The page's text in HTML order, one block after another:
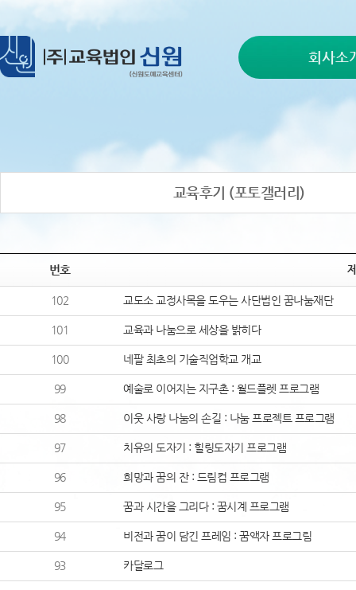
회사소
교육후기 (포토갤러리)
번호
102 교도소 교정사목을 도우는 사단법인 꿈나눔재단
101 교육과 나눔으로 세상을 밝히다
100 네팔 최초의 기술직업학교 개교
99 예술로 이어지는 지구촌 : 월드플렛 프로그램
98 이웃 사랑 나눔의 손길 : 나눔 프로젝트 프로그램
97 치유의 도자기 : 힐링도자기 프로그램
96 희망과 꿈의 잔 : 드림컵 프로그램
95 꿈과 시간을 그리다 : 꿈시계 프로그램
94 비전과 꿈이 담긴 프레임 : 꿈액자 프로그림
93 카달로그